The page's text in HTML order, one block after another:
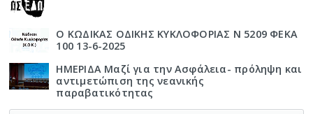
Ο ΚΩΔΙΚΑΣ ΟΔΙΚΗΣ ΚΥΚΛΟΦΟΡΙΑΣ Ν 5209 ΦΕΚΑ
100 13-6-2025
ΗΜΕΡΙΔΑ Μαζί για την Ασφάλεια- πρόληψη και
αντιμετώπιση της νεανικής
παραβατικότητας